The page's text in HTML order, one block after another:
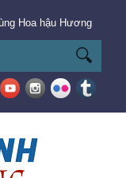
Hoa hậu Hương